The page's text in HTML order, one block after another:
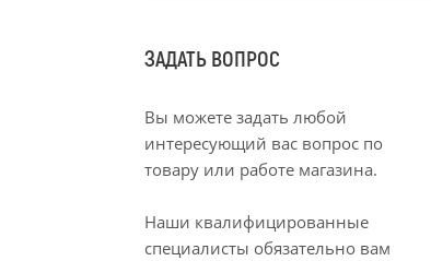
ЗАДАТЬ ВОПРОС
Вы можете задать любой
интересующий вас вопрос по
товару или работе магазина.
Наши квалифицированные
специалисты обязательно вам